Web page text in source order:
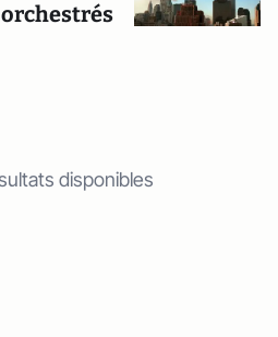
disponibles